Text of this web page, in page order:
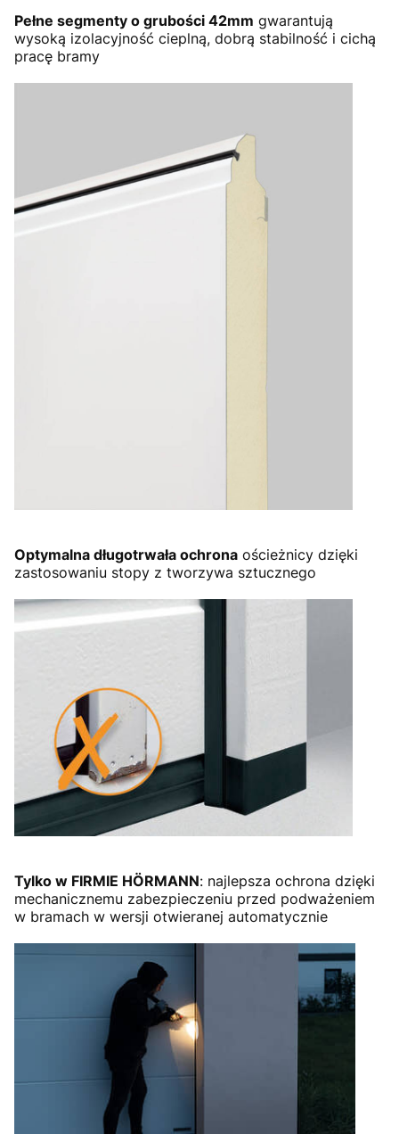
Pełne segmenty o grubości 42mm gwarantują
wysoką izolacyjność cieplną, dobrą stabilność i cichą
pracę bramy
Optymalna długotrwała ochrona ościeżnicy dzięki
zastosowaniu stopy z tworzywa sztucznego
Tylko w FIRMIE HÖRMANN: najlepsza ochrona dzięki
mechanicznemu zabezpieczeniu przed podważeniem
w bramach w wersji otwieranej automatycznie